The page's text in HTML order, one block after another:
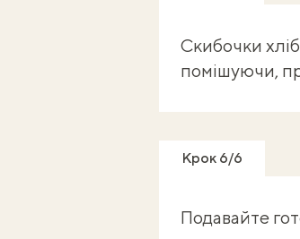
Скибочки
помішуючи,
Крок 6/6
Подавайте